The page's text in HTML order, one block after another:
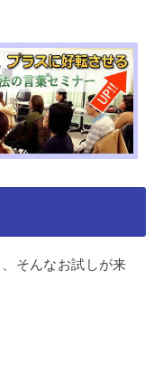
そんなお試しが来